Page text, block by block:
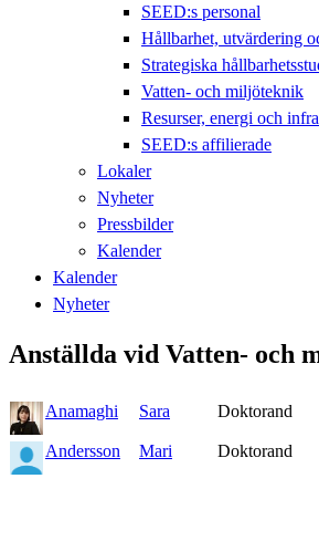
SEED:s personal
Hållbarhet, utvärdering
Strategiska
Vatten- och miljöteknik
Resurser, energi och
SEED:s affilierade
Lokaler
Nyheter
Pressbilder
Kalender
Kalender
Nyheter
Anställda vid Vatten- och
Anamaghi Sara Doktorand
Andersson Mari Doktorand